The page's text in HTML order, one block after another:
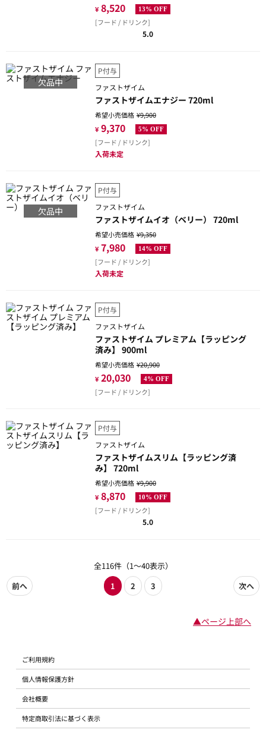
¥ 8,520 13% OFF
[フード / ドリンク]
5.0
欠品中
P付与
ファストザイム
ファストザイムエナジー 720ml
希望小売価格¥9,900
¥ 9,370 5% OFF
[フード / ドリンク]
入荷未定
欠品中
P付与
ファストザイム
ファストザイムイオ（ベリー） 720ml
希望小売価格¥9,350
¥ 7,980 14% OFF
[フード / ドリンク]
入荷未定
P付与
ファストザイム
ファストザイム プレミアム【ラッピング
済み】 900ml
希望小売価格¥20,900
¥ 20,030 4% OFF
[フード / ドリンク]
P付与
ファストザイム
ファストザイムスリム【ラッピング済
み】 720ml
希望小売価格¥9,900
¥ 8,870 10% OFF
[フード / ドリンク]
5.0
全116件（1～40表示）
前へ
1 2 3 次へ
▲ページ上部へ
ご利用規約
個人情報保護方針
会社概要
特定商取引法に基づく表示